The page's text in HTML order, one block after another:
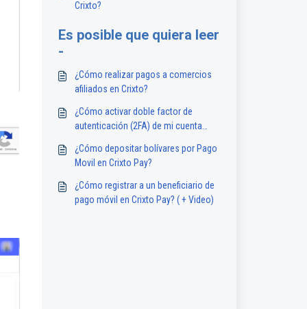
Crixto?
Es posible que quiera leer
-
¿Cómo realizar pagos a comercios
afiliados en Crixto?
¿Cómo activar doble factor de
autenticación (2FA) de mi cuenta
¿Cómo depositar bolívares por Pago
Movil en Crixto Pay?
¿Cómo registrar a un beneficiario de
pago móvil en Crixto Pay? ( + Video)